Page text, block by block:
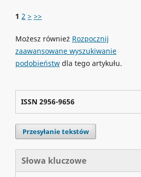
1 2 > >>
Możesz również Rozpocznij
zaawansowane wyszukiwanie
podobieństwdla tego artykułu.
ISSN 2956-9656
Przesyłanie tekstów
Słowa kluczowe